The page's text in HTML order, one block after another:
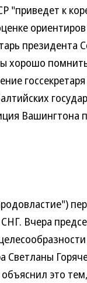
к
президента
хорошо
Вашингтона
Вчера
Светланы
это